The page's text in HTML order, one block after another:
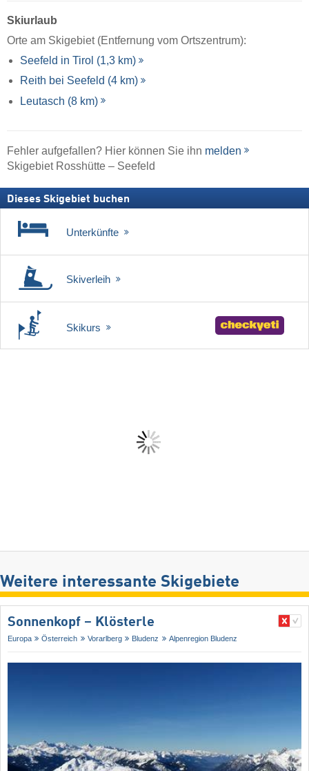
Skiurlaub
Orte am Skigebiet (Entfernung vom Ortszentrum):
Seefeld in Tirol (1,3 km)
Reith bei Seefeld (4 km)
Leutasch (8 km)
Fehler aufgefallen? Hier können Sie ihn melden
Skigebiet Rosshütte – Seefeld
Dieses Skigebiet buchen
Unterkünfte
Skiverleih
Skikurs
Weitere interessante Skigebiete
Sonnenkopf – Klösterle
Europa Österreich Vorarlberg Bludenz Alpenregion Bludenz